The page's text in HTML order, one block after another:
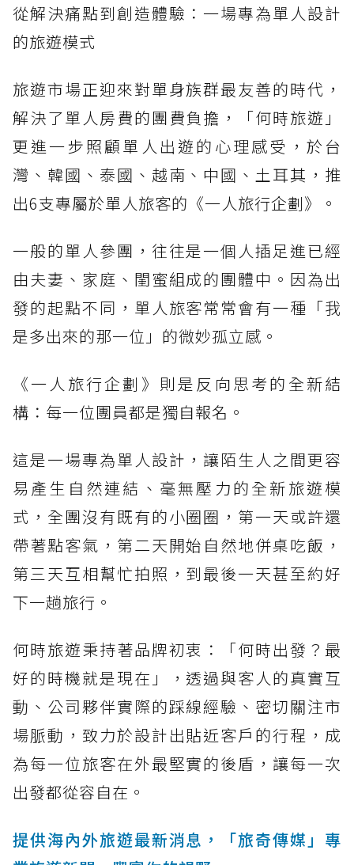
從解決痛點到創造體驗：一場專為單人設計
的旅遊模式
旅遊市場正迎來對單身族群最友善的時代，
解決了單人房費的團費負擔，「何時旅遊」
更進一步照顧單人出遊的心理感受，於台
灣、韓國、泰國、越南、中國、土耳其，推
出6支專屬於單人旅客的《一人旅行企劃》。
一般的單人參團，往往是一個人插足進已經
由夫妻、家庭、閨蜜組成的團體中。因為出
發的起點不同，單人旅客常常會有一種「我
是多出來的那一位」的微妙孤立感。
《一人旅行企劃》則是反向思考的全新結
構：每一位團員都是獨自報名。
這是一場專為單人設計，讓陌生人之間更容
易產生自然連結、毫無壓力的全新旅遊模
式，全團沒有既有的小圈圈，第一天或許還
帶著點客氣，第二天開始自然地併桌吃飯，
第三天互相幫忙拍照，到最後一天甚至約好
下一趟旅行。
何時旅遊秉持著品牌初衷：「何時出發？最
好的時機就是現在」，透過與客人的真實互
動、公司夥伴實際的踩線經驗、密切關注市
場脈動，致力於設計出貼近客戶的行程，成
為每一位旅客在外最堅實的後盾，讓每一次
出發都從容自在。
提供海內外旅遊最新消息，「旅奇傳媒」專